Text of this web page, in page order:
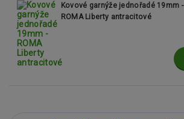
Kovové garnýže jednořadé 19mm -
ROMA Liberty antracitové